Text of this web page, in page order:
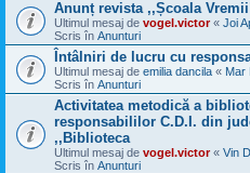
Anunț revista ,,Școala
Ultimul mesaj de vogel.victor« Joi
Scris în Anunturi
Întâlniri de lucru cu
Ultimul mesaj de emilia dancila « Mar
Scris în Anunturi
Activitatea metodică a
responsabililor C.D.I. din
,,Biblioteca
Ultimul mesaj de vogel.victor« Vin
Scris în Anunturi